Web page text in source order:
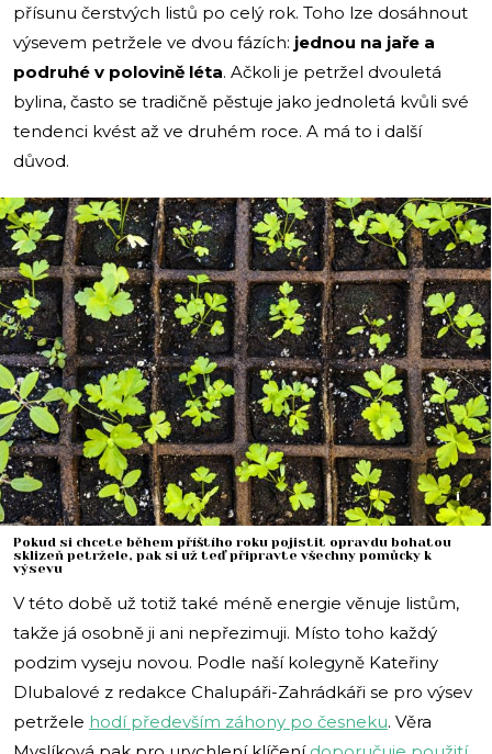
přísunu čerstvých listů po celý rok. Toho lze dosáhnout
výsevem petržele ve dvou fázích: jednou na jaře a
podruhé v polovině léta. Ačkoli je petržel dvouletá
bylina, často se tradičně pěstuje jako jednoletá kvůli své
tendenci kvést až ve druhém roce. A má to i další
důvod.
i
Pokud si chcete během příštího roku pojistit opravdu bohatou
sklizeň petržele, pak si už teď připravte všechny pomůcky k
výsevu
V této době už totiž také méně energie věnuje listům,
takže já osobně ji ani nepřezimuji. Místo toho každý
podzim vyseju novou. Podle naší kolegyně Kateřiny
Dlubalové z redakce Chalupáři-Zahrádkáři se pro výsev
petržele hodí především záhony po česneku. Věra